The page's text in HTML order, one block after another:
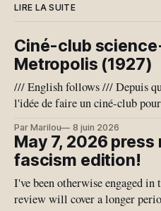
LIRE LA SUITE
Ciné-club
Metropolis (1927)
/// English follows /// Depuis quelque temps je jongle avec
l'idée de faire un ciné-club
que notre conjoncture géo-
l'exercice de
Par Marilou 8 juin 2026
May 7, 2026
fascism edition!
I've been otherwise engaged in
review will cover a longer